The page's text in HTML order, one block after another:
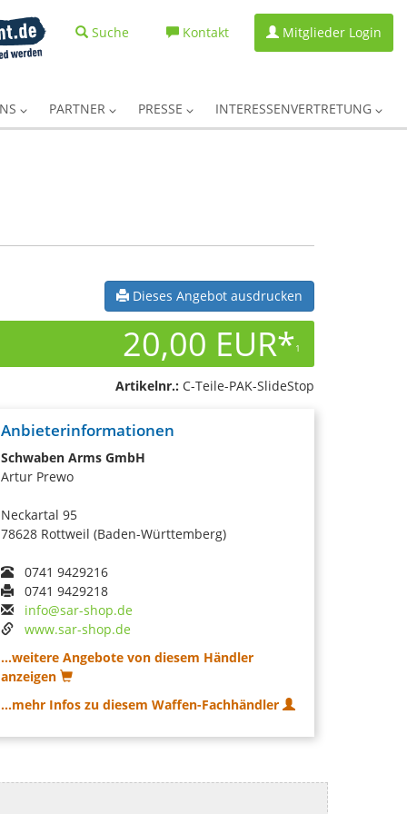
Suche Kontakt Mitglieder Login
PARTNER PRESSE INTERESSENVERTRETUNG
Dieses Angebot ausdrucken
20,00 EUR*1
Artikelnr.: C-Teile-PAK-SlideStop
Anbieterinformationen
Schwaben Arms GmbH
Artur Prewo
Neckartal 95
78628 Rottweil (Baden-Württemberg)
0741 9429216
0741 9429218
info@sar-shop.de
www.sar-shop.de
...weitere Angebote von diesem Händler
anzeigen
...mehr Infos zu diesem Waffen-Fachhändler